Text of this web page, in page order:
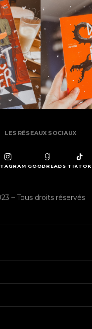
LES RÉSEAUX SOCIAUX
GOODREADS TIKTOK
– Tous droits réservés